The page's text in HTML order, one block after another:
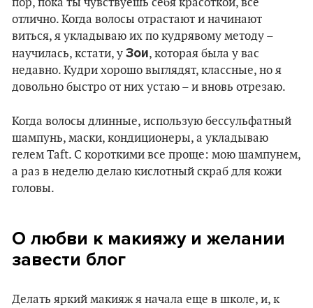
отлично. Когда волосы отрастают и начинают
виться, я укладываю их по кудрявому методу –
научилась, кстати, у Зои, которая была у вас
недавно. Кудри хорошо выглядят, классные, но я
довольно быстро от них устаю – и вновь отрезаю.
Когда волосы длинные, использую бессульфатный
шампунь, маски, кондиционеры, а укладываю
гелем Taft. С короткими все проще: мою шампунем,
а раз в неделю делаю кислотный скраб для кожи
головы.
О любви к макияжу и желании
завести блог
Делать яркий макияж я начала еще в школе, и, к